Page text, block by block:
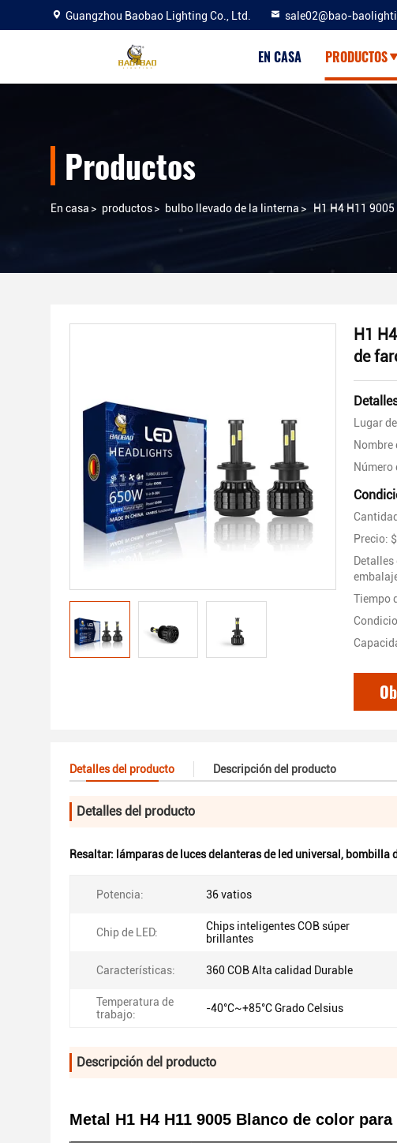
Guangzhou Baobao Lighting Co., Ltd. sale02@bao-
EN CASA PRODUCTOS
Productos
En casa > productos> bulbo llevado de la linterna > H1 H4 H11
H1
de
Lugar
Nombre
Número
Precio:
Tiempo
Detalles del producto Descripción del producto
Detalles del producto
Resaltar: lámparas de luces delanteras de led universal , bombilla
Potencia: 36 vatios
Chip de LED:
Chips inteligentes COB súper
brillantes
Características: 360 COB Alta calidad Durable
Temperatura de
trabajo:
-40°C~+85°C Grado Celsius
Descripción del producto
Metal H1 H4 H11 9005 Blanco de color